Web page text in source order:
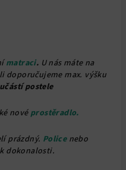
matraci. U nás máte na
doporučujeme max. výšku
postele
nové prostěradlo.
prázdný. Policenebo
dokonalosti.